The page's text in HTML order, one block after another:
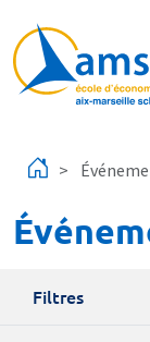
Filtres